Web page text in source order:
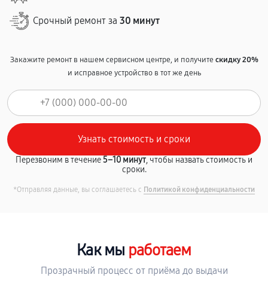
Срочный ремонт за 30 минут
Закажите ремонт в нашем сервисном центре, и получитескидку 20%
и исправное устройство в тот же день
Перезвоним в течение5–10 минут, чтобы назвать стоимость и
сроки.
*Отправляя данные, вы соглашаетесь с Политикой конфиденциальности
Как мы работаем
Прозрачный процесс от приёма до выдачи